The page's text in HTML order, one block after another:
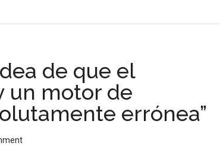
de que el
un motor de
errónea”